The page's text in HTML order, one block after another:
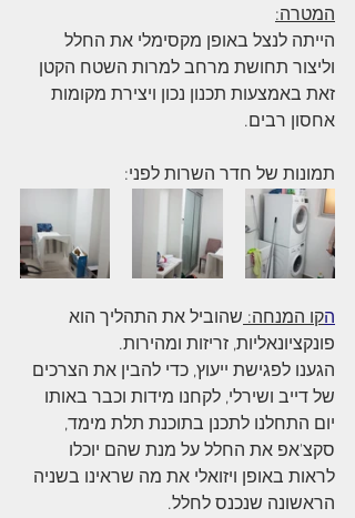
המטרה:
הייתה לנצל באופן מקסימלי את החלל
וליצור תחושת מרחב למרות השטח הקטן
זאת באמצעות תכנון נכון ויצירת מקומות
אחסון רבים.
תמונות של חדר השרות לפני:
הקו המנחה: שהוביל את התהליך הוא
פונקציונאליות, זריזות ומהירות.
הגענו לפגישת ייעוץ, כדי להבין את הצרכים
של דייב ושירלי, לקחנו מידות וכבר באותו
יום התחלנו לתכנן בתוכנת תלת מימד,
סקצ'אפ את החלל על מנת שהם יוכלו
לראות באופן ויזואלי את מה שראינו בשניה
הראשונה שנכנס לחלל.